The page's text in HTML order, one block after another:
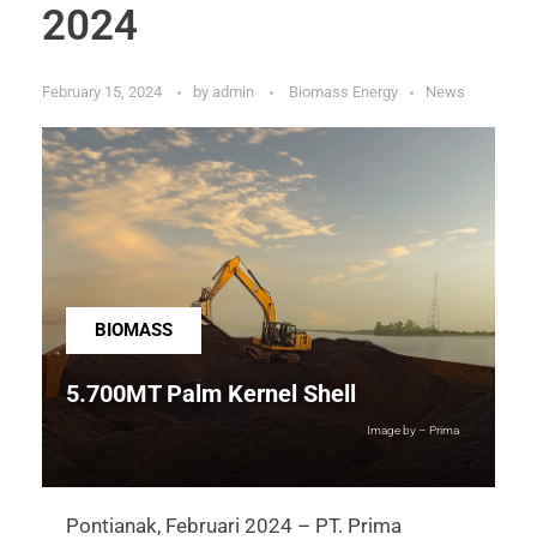
2024
February 15, 2024 by admin Biomass Energy News
BIOMASS
5.700MT Palm Kernel Shell
Image by – Prima
Pontianak, Februari 2024 – PT. Prima